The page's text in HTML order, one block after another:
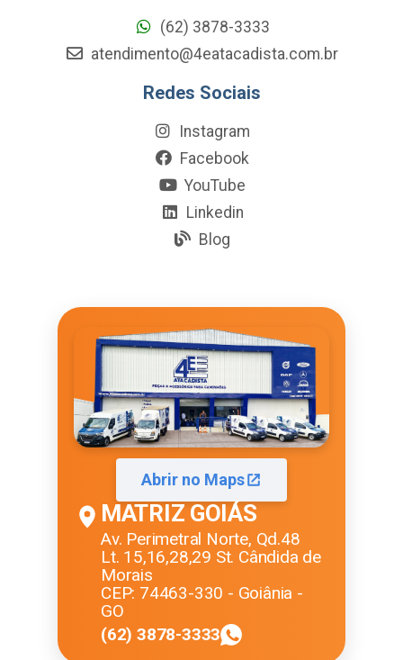
(62) 3878-3333
atendimento@4eatacadista.com.br
Redes Sociais
Instagram
Facebook
YouTube
Linkedin
Blog
Abrir no Maps
MATRIZ GOIÁS
Av. Perimetral Norte, Qd.48
Lt. 15,16,28,29 St. Cândida de
Morais
CEP: 74463-330 - Goiânia -
GO
(62) 3878-3333